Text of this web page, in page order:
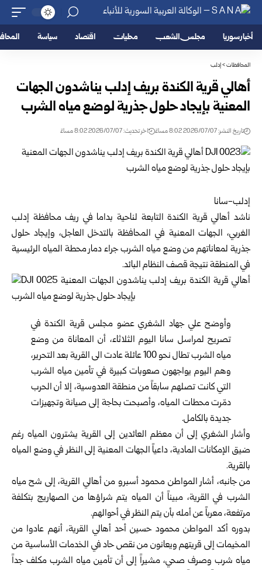
أخبار سوريا مجلس الشعب محليات اقتصاد سياسة
المحافظات>إدلب
أهالي قرية الكندة بريف إدلب يناشدون الجهات
المعنية بإيجاد حلول جذرية ‏لوضع مياه الشرب
تاريخ النشر: 2026/07/07 8:02 مساءً اخر تحديث: 2026/07/07 8:02 مساءً
إدلب-سانا‏
ناشد أهالي قرية الكندة التابعة لناحية بداما في ريف محافظة إدلب
الغربي، ‏الجهات المعنية في المحافظة بالتدخل العاجل، وإيجاد حلول
جذرية لمعاناتهم ‏من وضع مياه الشرب جراء دمار محطة المياه الرئيسية
في المنطقة نتيجة ‏قصف النظام البائد.‏
وأوضح علي جهاد الشغري عضو مجلس قرية الكندة في
تصريح لمراسل ‏سانا اليوم الثلاثاء، أن المعاناة من وضع
مياه الشرب تطال نحو 100 عائلة ‏عادت الى القرية بعد التحرير،
وهم اليوم يواجهون صعوبات كبيرة في تأمين ‏مياه الشرب
التي كانت تصلهم سابقاً من منطقة العدوسية، إلا أن الحرب
‏دمّرت محطات المياه، وأصبحت بحاجة إلى صيانة وتجهيزات
جديدة ‏بالكامل.‏
وأشار الشغري إلى أن معظم العائدين إلى القرية يشترون المياه رغم
ضيق ‏الإمكانات المادية، داعياً الجهات المعنية إلى النظر في وضع المياه
بالقرية.‏
من جانبه، أشار المواطن محمود أسبرو من أهالي القرية، إلى شح مياه
‏الشرب في القرية، مبيناً أن المياه يتم شراؤها من الصهاريج بتكلفة
مرتفعة، معرباً عن أمله بأن يتم النظر في أحوالهم.‏
بدوره أكد المواطن محمود حسين أحد أهالي القرية، أنهم عادوا من
‏المخيمات إلى قريتهم ويعانون من نقص حاد في الخدمات الأساسية من
مياه ‏شرب وصرف صحي، مشيراً إلى أن تأمين مياه الشرب مكلف جداً